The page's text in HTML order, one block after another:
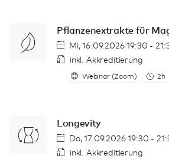
Pflanzenextrakte für
Mi, 16.09.2026 19:30 -
inkl. Akkreditierung
Webinar (Zoom) 2h
Longevity
Do, 17.09.2026 19:30 -
inkl. Akkreditierung